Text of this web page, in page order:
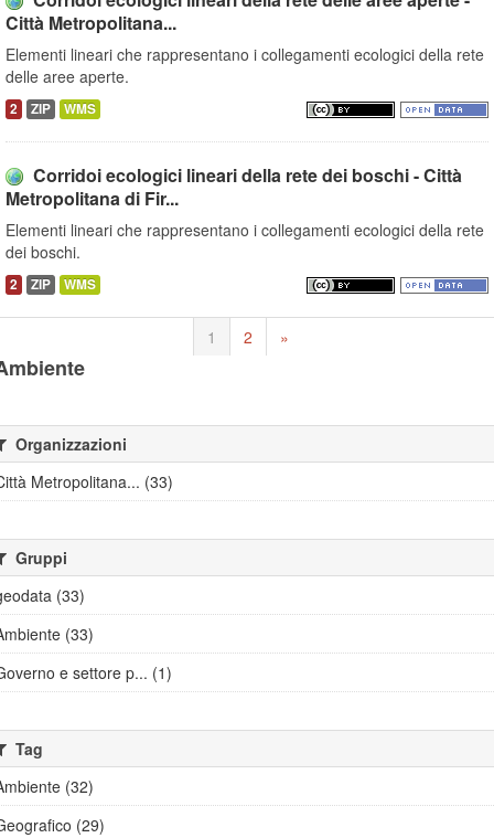
Città Metropolitana...
Elementi lineari che rappresentano i collegamenti ecologici della rete
delle aree aperte.
2 ZIP WMS
Corridoi ecologici lineari della rete dei boschi - Città
Metropolitana di Fir...
Elementi lineari che rappresentano i collegamenti ecologici della rete
dei boschi.
2 ZIP WMS
1 2 »
Organizzazioni
Metropolitana... (33)
Gruppi
(33)
(33)
e settore p... (1)
Tag
(32)
(29)